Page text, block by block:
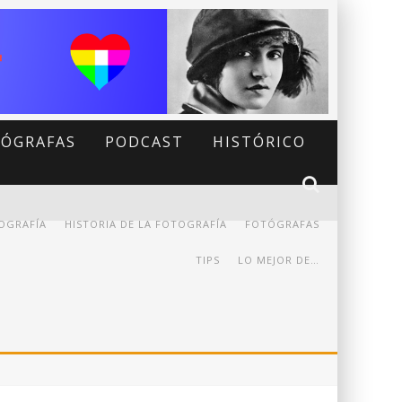
PODCAST HISTÓRICO
FOTÓGRAFAS
HISTORIA DE LA FOTOGRAFÍA
LO MEJOR DE…
TIPS